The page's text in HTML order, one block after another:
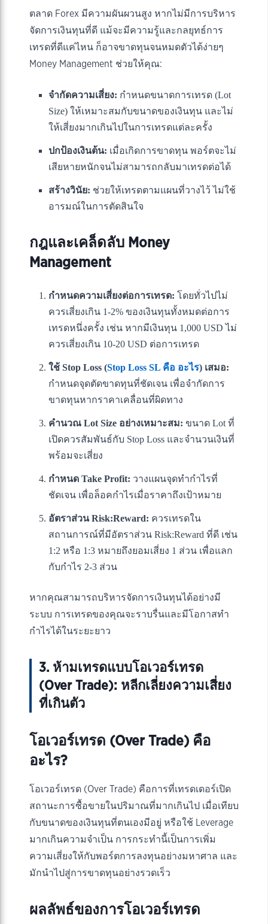
ตลาด Forex มีความผันผวนสูง หากไม่มีการบริหาร
จัดการเงินทุนที่ดี แม้จะมีความรู้และกลยุทธ์การ
เทรดที่ดีแค่ไหน ก็อาจขาดทุนจนหมดตัวได้ง่ายๆ
Money Management ช่วยให้คุณ:
จำกัดความเสี่ยง: กำหนดขนาดการเทรด (Lot
Size) ให้เหมาะสมกับขนาดของเงินทุน และไม่
ให้เสี่ยงมากเกินไปในการเทรดแต่ละครั้ง
ปกป้องเงินต้น: เมื่อเกิดการขาดทุน พอร์ตจะไม่
เสียหายหนักจนไม่สามารถกลับมาเทรดต่อได้
สร้างวินัย: ช่วยให้เทรดตามแผนที่วางไว้ ไม่ใช้
อารมณ์ในการตัดสินใจ
กฎและเคล็ดลับ Money
Management
กำหนดความเสี่ยงต่อการเทรด: โดยทั่วไปไม่
ควรเสี่ยงเกิน 1-2% ของเงินทุนทั้งหมดต่อการ
เทรดหนึ่งครั้ง เช่น หากมีเงินทุน 1,000 USD ไม่
ควรเสี่ยงเกิน 10-20 USD ต่อการเทรด
ใช้ Stop Loss (Stop Loss SL คือ อะไร) เสมอ:
กำหนดจุดตัดขาดทุนที่ชัดเจน เพื่อจำกัดการ
ขาดทุนหากราคาเคลื่อนที่ผิดทาง
คำนวณ Lot Size อย่างเหมาะสม: ขนาด Lot ที่
เปิดควรสัมพันธ์กับ Stop Loss และจำนวนเงินที่
พร้อมจะเสี่ยง
กำหนด Take Profit: วางแผนจุดทำกำไรที่
ชัดเจน เพื่อล็อคกำไรเมื่อราคาถึงเป้าหมาย
อัตราส่วน Risk:Reward: ควรเทรดใน
สถานการณ์ที่มีอัตราส่วน Risk:Reward ที่ดี เช่น
1:2 หรือ 1:3 หมายถึงยอมเสี่ยง 1 ส่วน เพื่อแลก
กับกำไร 2-3 ส่วน
หากคุณสามารถบริหารจัดการเงินทุนได้อย่างมี
ระบบ การเทรดของคุณจะราบรื่นและมีโอกาสทำ
กำไรได้ในระยะยาว
3. ห้ามเทรดแบบโอเวอร์เทรด
(Over Trade): หลีกเลี่ยงความเสี่ยง
ที่เกินตัว
โอเวอร์เทรด (Over Trade) คือ
อะไร?
โอเวอร์เทรด (Over Trade) คือการที่เทรดเดอร์เปิด
สถานะการซื้อขายในปริมาณที่มากเกินไป เมื่อเทียบ
กับขนาดของเงินทุนที่ตนเองมีอยู่ หรือใช้ Leverage
มากเกินความจำเป็น การกระทำนี้เป็นการเพิ่ม
ความเสี่ยงให้กับพอร์ตการลงทุนอย่างมหาศาล และ
มักนำไปสู่การขาดทุนอย่างรวดเร็ว
ผลลัพธ์ของการโอเวอร์เทรด